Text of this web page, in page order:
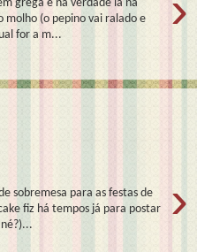
grega e na verdade lá na
molho (o pepino vai ralado e
for a m...
›
sobremesa para as festas de
fiz há tempos já para postar